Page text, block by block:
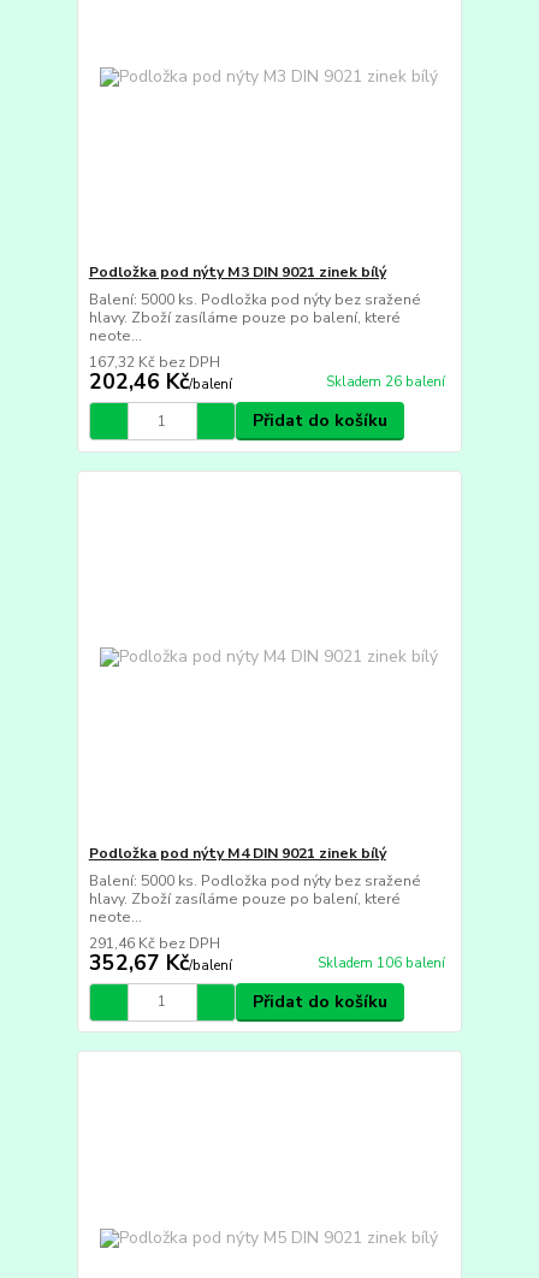
Podložka pod nýty M3 DIN 9021 zinek bílý
Balení: 5000 ks. Podložka pod nýty bez sražené
hlavy. Zboží zasíláme pouze po balení, které
neote...
202,46 Kč/balení
167,32 Kč bez DPH
Skladem 26 balení
Přidat do košíku
Podložka pod nýty M4 DIN 9021 zinek bílý
Balení: 5000 ks. Podložka pod nýty bez sražené
hlavy. Zboží zasíláme pouze po balení, které
neote...
352,67 Kč/balení
291,46 Kč bez DPH
Skladem 106 balení
Přidat do košíku